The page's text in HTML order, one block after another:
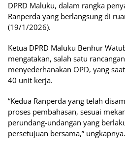
DPRD Maluku, dalam rangka
Ranperda yang berlangsung di
(19/1/2026).
Ketua DPRD Maluku Benhur
mengatakan, salah satu
menyederhanakan OPD, yang
40 unit kerja.
“Kedua Ranperda yang telah
proses pembahasan, sesuai
perundang-undangan yang
persetujuan bersama,” ungkapnya.